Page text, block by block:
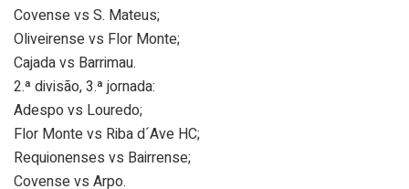
Covense vs S. Mateus;
Oliveirense vs Flor Monte;
Cajada vs Barrimau.
2.ª divisão, 3.ª jornada:
Adespo vs Louredo;
Flor Monte vs Riba d´Ave HC;
Requionenses vs Bairrense;
Covense vs Arpo.